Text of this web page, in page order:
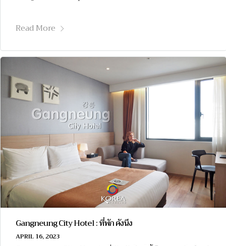
Read More
Gangneung City Hotel : ที่พัก คังนึง
APRIL 16, 2023